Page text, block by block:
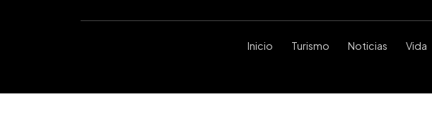
Inicio Turismo Noticias Vida